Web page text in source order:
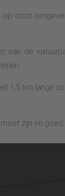
onze
van de
1,5 km lange
zijn en goed